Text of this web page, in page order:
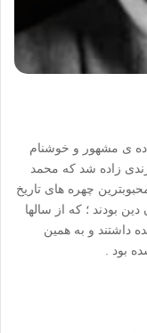
۱۲۸۹ ه.ش از خانواده ی مشهور و خوشنام
زاده شد که محمد
چهره های تاریخ
بودند ؛ که از سالها
داشتند و به همین
بود .